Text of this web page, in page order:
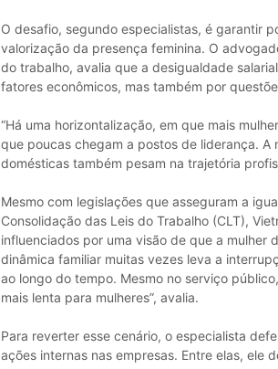
O desafio, segundo especialistas, é garantir
valorização da presença feminina. O
do trabalho, avalia que a desigualdade
fatores econômicos, mas também por
“Há uma horizontalização, em que mais
que poucas chegam a postos de liderança.
domésticas também pesam na trajetória
Mesmo com legislações que asseguram a
Consolidação das Leis do Trabalho (CLT),
influenciados por uma visão de que a mulher
dinâmica familiar muitas vezes leva a
ao longo do tempo. Mesmo no serviço
mais lenta para mulheres”, avalia.
Para reverter esse cenário, o especialista
ações internas nas empresas. Entre elas, ele